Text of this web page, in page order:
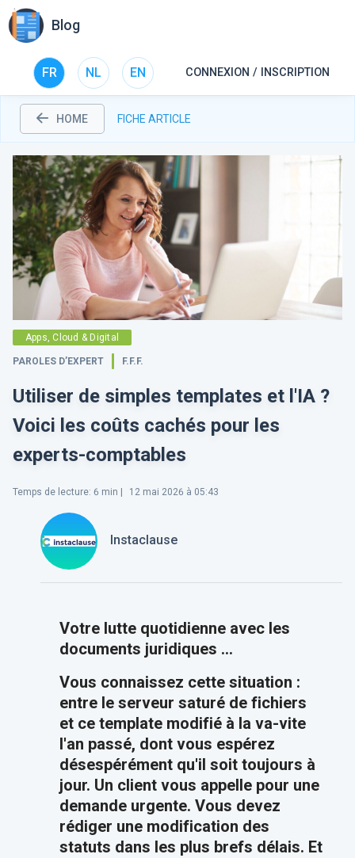
Blog
FR NL EN CONNEXION / INSCRIPTION
HOME FICHE ARTICLE
Apps, Cloud & Digital
PAROLES D’EXPERT F.F.F.
Utiliser de simples templates et l'IA ?
Voici les coûts cachés pour les
experts-comptables
Temps de lecture: 6 min | 12 mai 2026 à 05:43
Instaclause
Votre lutte quotidienne avec les
documents juridiques ...
Vous connaissez cette situation :
entre le serveur saturé de fichiers
et ce template modifié à la va-vite
l'an passé, dont vous espérez
désespérément qu'il soit toujours à
jour. Un client vous appelle pour une
demande urgente. Vous devez
rédiger une modification des
statuts dans les plus brefs délais. Et